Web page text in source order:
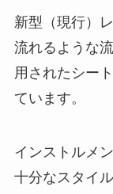
新型（現行）
流れるような
用されたシー
ています。
インストルメ
十分なスタイ